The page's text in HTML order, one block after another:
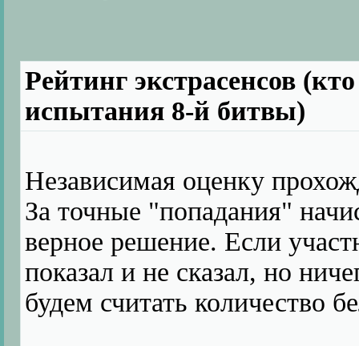
Рейтинг экстрасенсов
испытания 8-й битвы)
Независимая оценку
За точные "попадания"
верное решение. Если
показал и не сказал, но
будем считать количество